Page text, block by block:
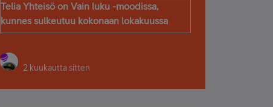
Telia Yhteisö on Vain luku -moodissa,
kunnes sulkeutuu kokonaan lokakuussa
2 kuukautta sitten